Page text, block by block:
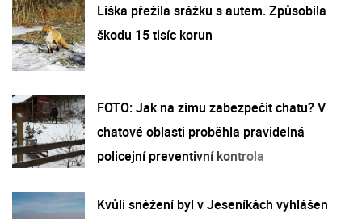
Liška přežila srážku s autem. Způsobila
škodu 15 tisíc korun
FOTO: Jak na zimu zabezpečit chatu? V
chatové oblasti proběhla pravidelná
policejní preventivní kontrola
Kvůli sněžení byl v Jeseníkách vyhlášen